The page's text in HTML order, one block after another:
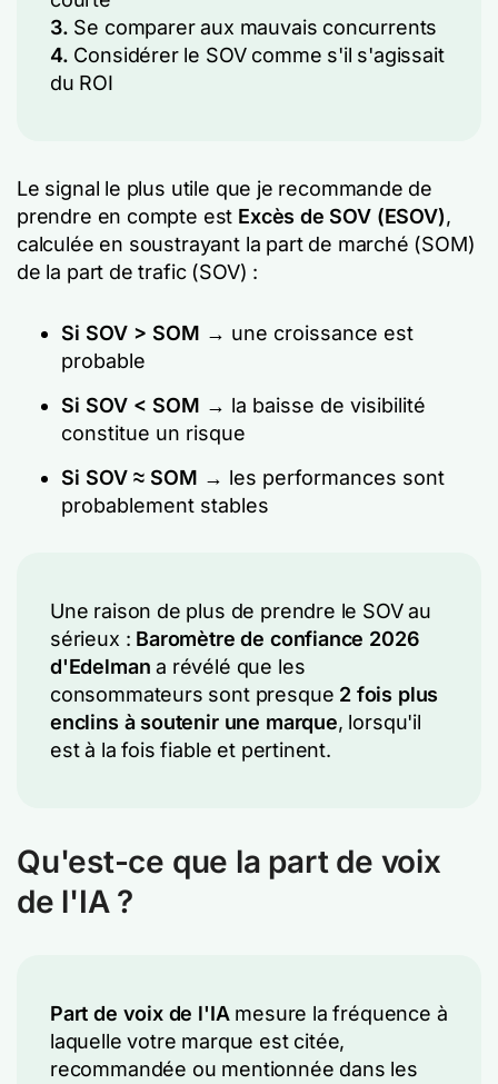
3. Se comparer aux mauvais concurrents
4. Considérer le SOV comme s'il s'agissait
du ROI
Le signal le plus utile que je recommande de
prendre en compte est Excès de SOV (ESOV),
calculée en soustrayant la part de marché (SOM)
de la part de trafic (SOV) :
Si SOV > SOM → une croissance est
probable
Si SOV < SOM → la baisse de visibilité
constitue un risque
Si SOV ≈ SOM → les performances sont
probablement stables
Une raison de plus de prendre le SOV au
sérieux : Baromètre de confiance 2026
d'Edelman a révélé que les
consommateurs sont presque 2 fois plus
enclins à soutenir une marque, lorsqu'il
est à la fois fiable et pertinent.
Qu'est-ce que la part de voix
de l'IA ?
Part de voix de l'IAmesure la fréquence à
laquelle votre marque est citée,
recommandée ou mentionnée dans les